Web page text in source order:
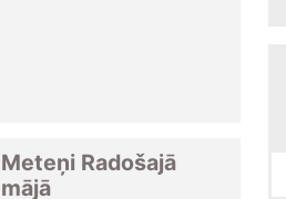
Meteņi Radošajā
mājā